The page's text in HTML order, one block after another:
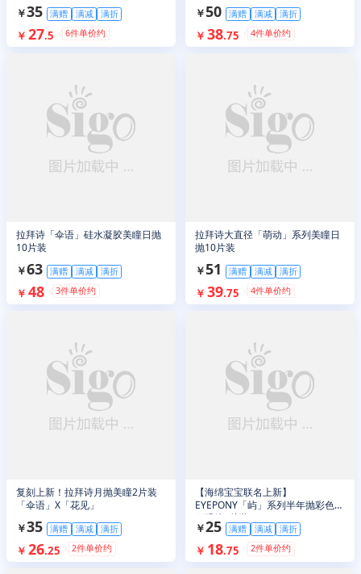
￥35 满赠 满减 满折
￥ 27.5 6件单价约
￥50 满赠 满减 满折
￥ 38.75 4件单价约
拉拜诗「伞语」硅水凝胶美瞳日抛
10片装
￥63 满赠 满减 满折
￥ 48 3件单价约
拉拜诗大直径「萌动」系列美瞳日
抛10片装
￥51 满赠 满减 满折
￥ 39.75 4件单价约
复刻上新！拉拜诗月抛美瞳2片装
「伞语」X「花见」
￥35 满赠 满减 满折
￥ 26.25 2件单价约
【海绵宝宝联名上新】
EYEPONY「屿」系列半年抛彩色隐
形眼镜1片装
￥25 满赠 满减 满折
￥ 18.75 2件单价约